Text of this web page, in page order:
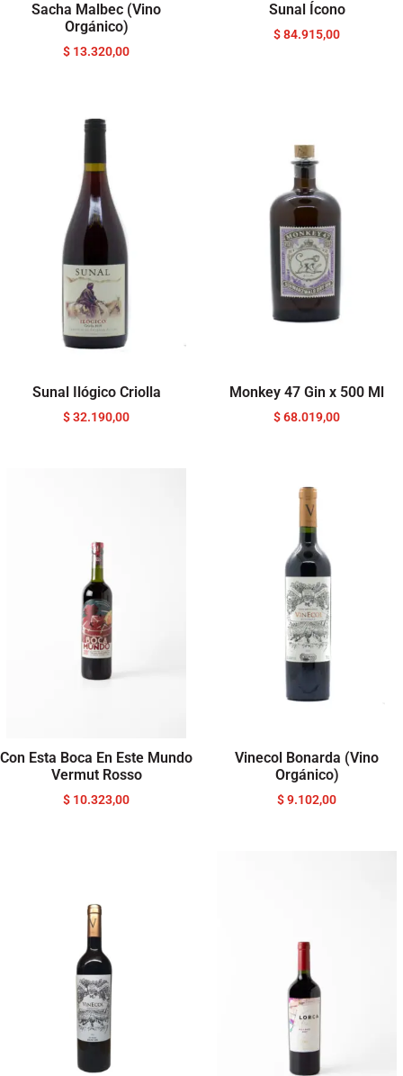
Sacha Malbec (Vino
Orgánico)
$ 13.320,00
Sunal Ícono
$84.915,00
Sunal Ilógico Criolla
$32.190,00
Monkey 47 Gin x 500 Ml
$68.019,00
Con Esta Boca En Este Mundo
Vermut Rosso
$ 10.323,00
Vinecol Bonarda (Vino
Orgánico)
$9.102,00